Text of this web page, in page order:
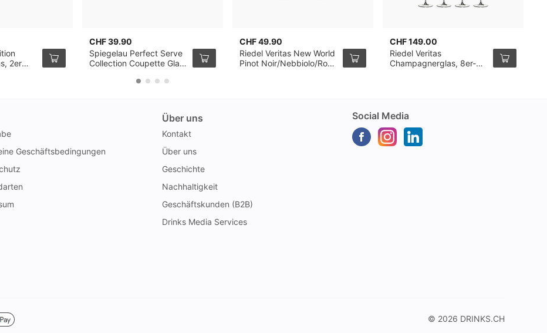
2er
CHF 39.90
Spiegelau Perfect Serve
Collection Coupette Glas,
CHF 49.90
Riedel Veritas New World
Pinot Noir/Nebbiolo/Rosé
CHF 149.00
Riedel Veritas
Champagnerglas, 8er-
Geschäftsbedingungen
Über uns
Kontakt
Über uns
Geschichte
Nachhaltigkeit
Geschäftskunden (B2B)
Drinks Media Services
Social Media
© 2026 DRINKS.CH